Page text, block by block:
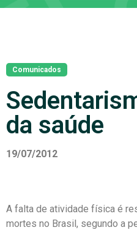
Comunicados
da saúde
19/07/2012
A falta de atividade física é
mortes no Brasil, segundo a